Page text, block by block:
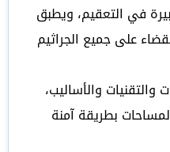
في التعقيم، ويطبق
على جميع الجراثيم
والأساليب،
بطريقة آمنة